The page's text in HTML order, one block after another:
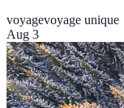
voyagevoyage unique
Aug 3